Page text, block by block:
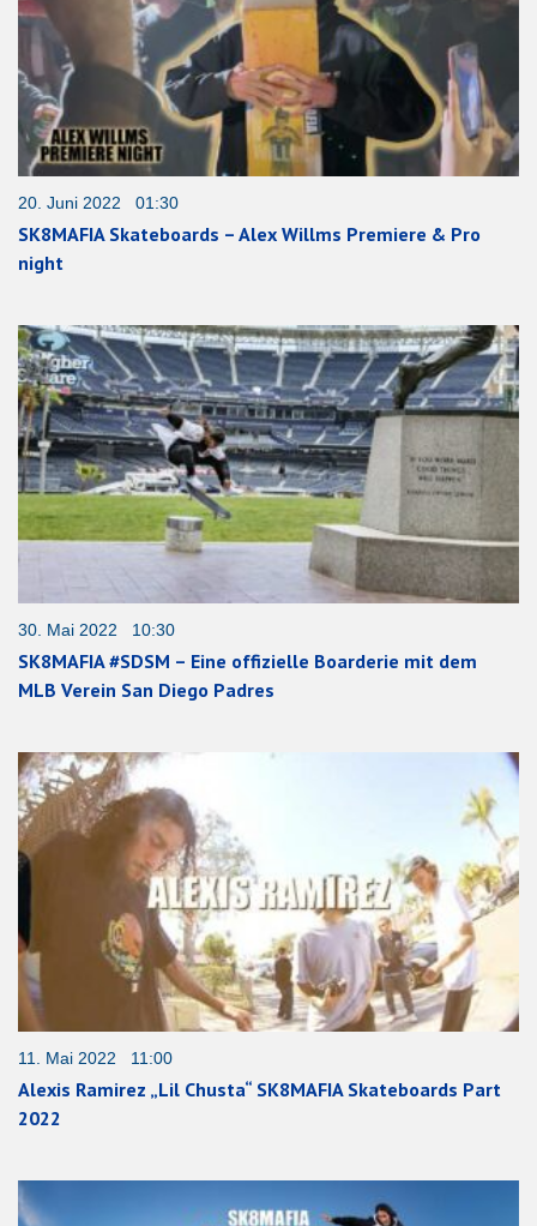
20. Juni 2022 01:30
SK8MAFIA Skateboards – Alex Willms Premiere & Pro
night
30. Mai 2022 10:30
SK8MAFIA #SDSM – Eine offizielle Boarderie mit dem
MLB Verein San Diego Padres
11. Mai 2022 11:00
Alexis Ramirez „Lil Chusta“ SK8MAFIA Skateboards Part
2022